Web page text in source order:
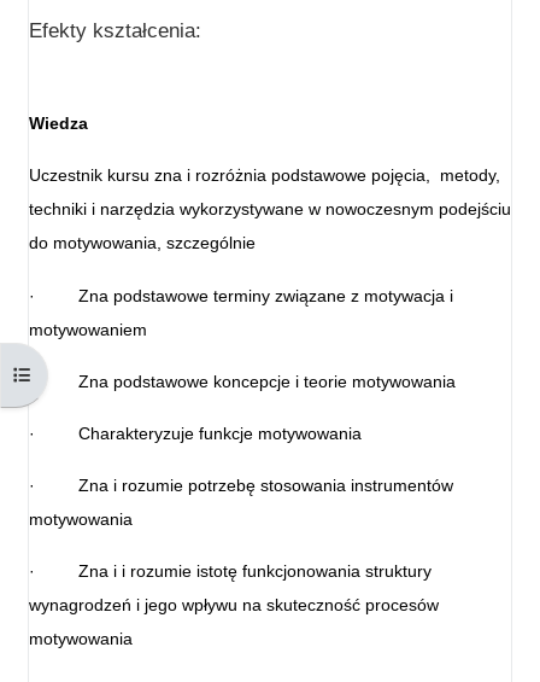
Otwórz indeks kursu
Efekty kształcenia:
Wiedza
Uczestnik kursu zna i rozróżnia podstawowe pojęcia, metody,
techniki i narzędzia wykorzystywane w nowoczesnym podejściu
do motywowania, szczególnie
· Zna podstawowe terminy związane z motywacja i
motywowaniem
· Zna podstawowe koncepcje i teorie motywowania
· Charakteryzuje funkcje motywowania
· Zna i rozumie potrzebę stosowania instrumentów
motywowania
· Zna i i rozumie istotę funkcjonowania struktury
wynagrodzeń i jego wpływu na skuteczność procesów
motywowania